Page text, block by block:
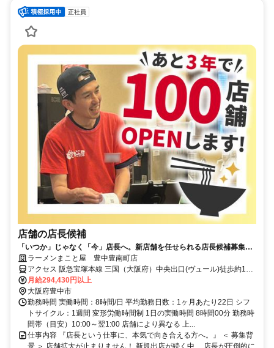
正社員
店舗の店長候補
「いつか」じゃなく「今」店長へ。新店舗を任せられる店長候補募集！
★月8日休み★賞与2回★子供手当有★残業代全額負担★有給100％取得
ラーメンまこと屋 豊中豊南町店
アクセス 阪急宝塚本線 三国（大阪府）中央出口(ヴュール)徒歩約11
分、阪急宝塚本線 庄内（大阪府）東口徒歩約15分、阪急神戸本線 神
崎川西口徒歩約24分 「庄内」駅より徒歩13分
月給294,430円以上
大阪府豊中市
勤務時間 実働時間：8時間/日 平均勤務日数：1ヶ月あたり22日 シフ
トサイクル：1週間 変形労働時間制 1日の実働時間 8時間00分 勤務時
間帯（目安）10:00～翌1:00 店舗により異なる 上...
仕事内容 『店長という仕事に、本気で向き合える方へ。』 ＜ 募集背
景 ＞ 店舗拡大が止まりません！ 新規出店が続く中、 店長が圧倒的に